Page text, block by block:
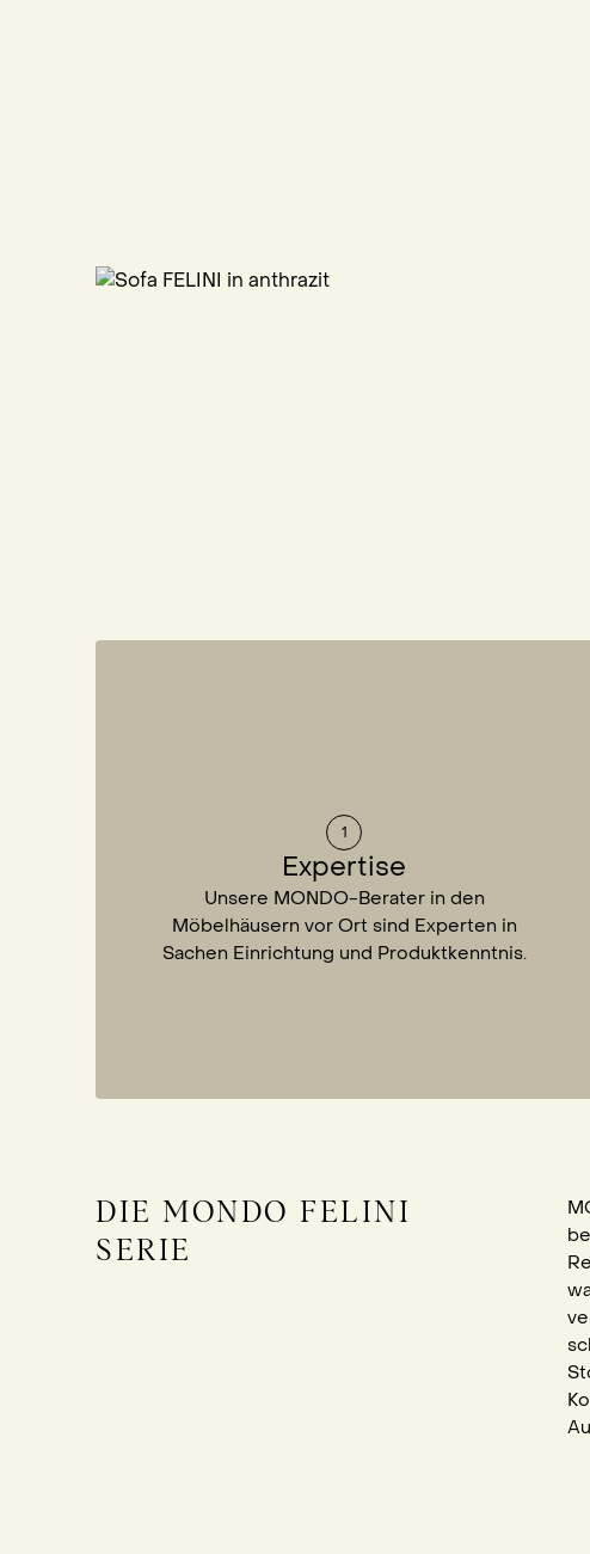
1
Expertise
Unsere MONDO-Berater in den
Möbelhäusern vor Ort sind Experten in
Sachen Einrichtung und Produktkenntnis.
DIE MONDO FELINI
SERIE